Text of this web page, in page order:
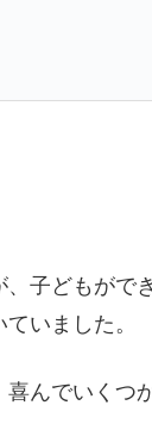
子どもがで
いました。
んでいくつ